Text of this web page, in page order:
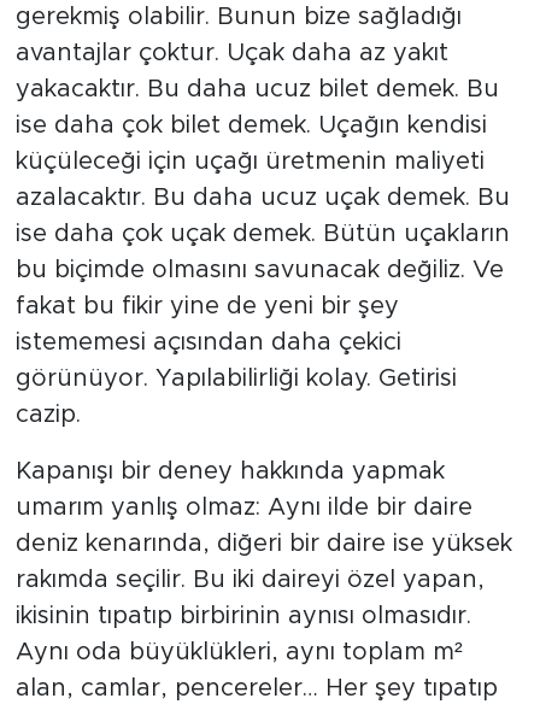
gerekmiş olabilir. Bunun bize sağladığı
avantajlar çoktur. Uçak daha az yakıt
yakacaktır. Bu daha ucuz bilet demek. Bu
ise daha çok bilet demek. Uçağın kendisi
küçüleceği için uçağı üretmenin maliyeti
azalacaktır. Bu daha ucuz uçak demek. Bu
ise daha çok uçak demek. Bütün uçakların
bu biçimde olmasını savunacak değiliz. Ve
fakat bu fikir yine de yeni bir şey
istememesi açısından daha çekici
görünüyor. Yapılabilirliği kolay. Getirisi
cazip.
Kapanışı bir deney hakkında yapmak
umarım yanlış olmaz: Aynı ilde bir daire
deniz kenarında, diğeri bir daire ise yüksek
rakımda seçilir. Bu iki daireyi özel yapan,
ikisinin tıpatıp birbirinin aynısı olmasıdır.
Aynı oda büyüklükleri, aynı toplam m²
alan, camlar, pencereler… Her şey tıpatıp